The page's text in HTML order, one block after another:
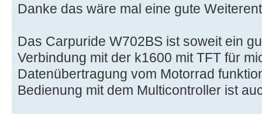
Danke das wäre mal eine gute
Das Carpuride W702BS ist soweit ein
Verbindung mit der k1600 mit TFT für
Datenübertragung vom Motorrad
Bedienung mit dem Multicontroller ist